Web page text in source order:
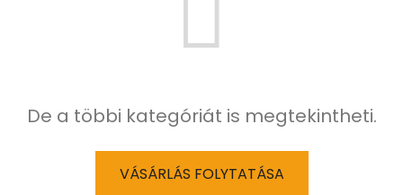
De a többi kategóriát is megtekintheti.
VÁSÁRLÁS FOLYTATÁSA